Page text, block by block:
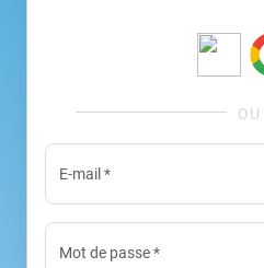
E-mail *
Mot de passe*